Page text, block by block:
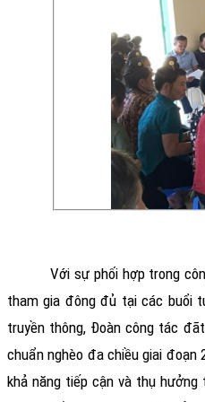
Với sự phối hợp trong
tham gia đông đủ tại các buổi
truyền thông, Đoàn công tác đã
chuẩn nghèo đa chiều giai
khả năng tiếp cận và thụ